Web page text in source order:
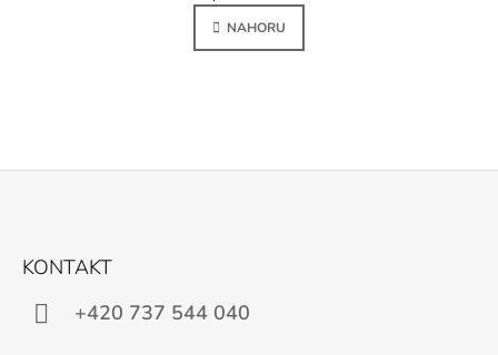
V
L
P
P
N
K
O
NAHORU
KONTAKT
+420 737 544 040